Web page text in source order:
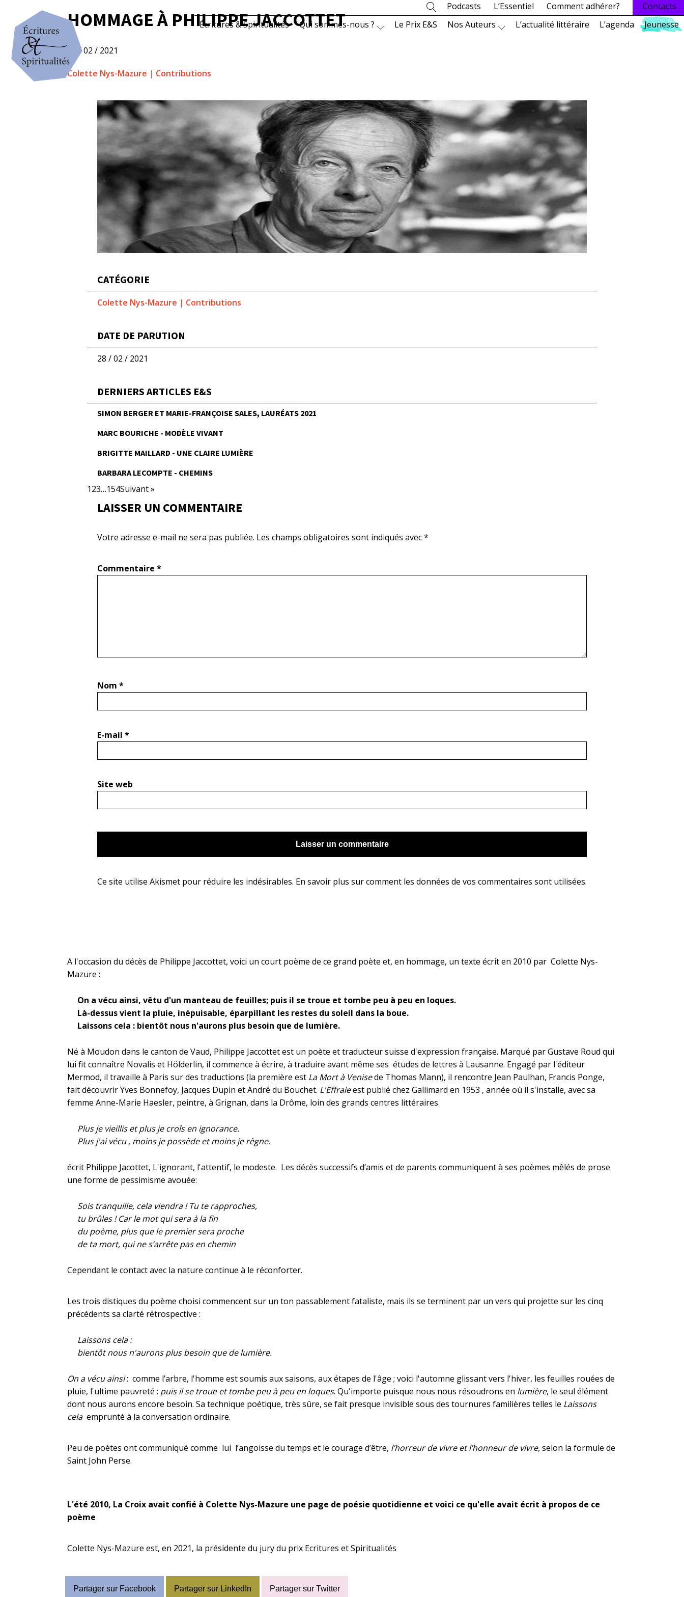
Podcasts L’Essentiel Comment adhérer?
Contacts
Écritures & Spiritualités
Qui sommes-nous ? Le Prix E&S Nos Auteurs L’actualité littéraire L’agenda Jeunesse
HOMMAGE À PHILIPPE JACCOTTET
28 / 02 / 2021
Colette Nys-Mazure | Contributions
CATÉGORIE
Colette Nys-Mazure | Contributions
DATE DE PARUTION
28 / 02 / 2021
DERNIERS ARTICLES E&S
SIMON BERGER ET MARIE-FRANÇOISE SALES, LAURÉATS 2021
MARC BOURICHE - MODÈLE VIVANT
BRIGITTE MAILLARD - UNE CLAIRE LUMIÈRE
BARBARA LECOMPTE - CHEMINS
123…154Suivant »
LAISSER UN COMMENTAIRE
Votre adresse e-mail ne sera pas publiée. Les champs obligatoires sont indiqués avec*
Commentaire *
Nom *
E-mail *
Site web
Ce site utilise Akismet pour réduire les indésirables. En savoir plus sur comment les données de vos commentaires sont utilisées.
A l'occasion du décès de Philippe Jaccottet, voici un court poème de ce grand poète et, en hommage, un texte écrit en 2010 par Colette Nys-
Mazure :
On a vécu ainsi, vêtu d'un manteau de feuilles; puis il se troue et tombe peu à peu en loques.
Là-dessus vient la pluie, inépuisable, éparpillant les restes du soleil dans la boue.
Laissons cela : bientôt nous n'aurons plus besoin que de lumière.
Né à Moudon dans le canton de Vaud, Philippe Jaccottet est un poète ettraducteursuisse d'expression française. Marqué parGustave Roud qui
lui fit connaître Novalis et Hölderlin, il commence à écrire, à traduire avant même ses études de lettres à Lausanne. Engagé par l'éditeur
Mermod, il travaille à Paris sur des traductions (la première est La Mort à Venisede Thomas Mann), il rencontre Jean Paulhan, Francis Ponge,
fait découvrirYves Bonnefoy, Jacques Dupin etAndré du Bouchet. L'Effraieest publié chez Gallimard en 1953 , année où il s'installe, avec sa
femme Anne-Marie Haesler, peintre, à Grignan, dans la Drôme, loin des grands centres littéraires.
Plus je vieillis et plus je croîs en ignorance.
Plus j'ai vécu , moins je possède et moins je règne.
écrit Philippe Jacottet, L'ignorant, l'attentif, le modeste. Les décès successifs d’amis et de parents communiquent à ses poèmes mêlés de prose
une forme de pessimisme avouée:
Sois tranquille, cela viendra ! Tu te rapproches,
tu brûles ! Car le mot qui sera à la fin
du poème, plus que le premier sera proche
de ta mort, qui ne s’arrête pas en chemin
Cependant le contact avec la nature continue à le réconforter.
Les trois distiques du poème choisi commencent sur un ton passablement fataliste, mais ils se terminent par un vers qui projette sur les cinq
précédents sa clarté rétrospective :
Laissons cela :
bientôt nous n'aurons plus besoin que de lumière.
On a vécu ainsi: comme l’arbre, l'homme est soumis aux saisons, aux étapes de l'âge ; voici l'automne glissant vers l'hiver, les feuilles rouées de
pluie, l'ultime pauvreté : puis il se troue et tombe peu à peu en loques. Qu'importe puisque nous nous résoudrons en lumière, le seul élément
dont nous aurons encore besoin. Sa technique poétique, très sûre, se fait presque invisible sous des tournures familières telles le Laissons
celaemprunté à la conversation ordinaire.
Peu de poètes ont communiqué comme lui l’angoisse du temps et le courage d’être, l’horreur de vivre et l’honneur de vivre,selon la formule de
Saint John Perse.
L'été 2010, La Croix avait confié à Colette Nys-Mazure une page de poésie quotidienne et voici ce qu'elle avait écrit à propos de ce
poème
Colette Nys-Mazure est, en 2021, la présidente du jury du prix Ecritures et Spiritualités
Partager sur Facebook Partager sur LinkedIn Partager sur Twitter